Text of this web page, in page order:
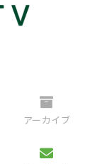
アーカイブ